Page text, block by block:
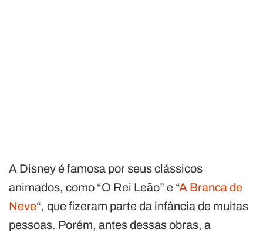
A Disney é famosa por seus clássicos
animados, como “O Rei Leão” e “A Branca de
Neve“, que fizeram parte da infância de muitas
pessoas. Porém, antes dessas obras, a